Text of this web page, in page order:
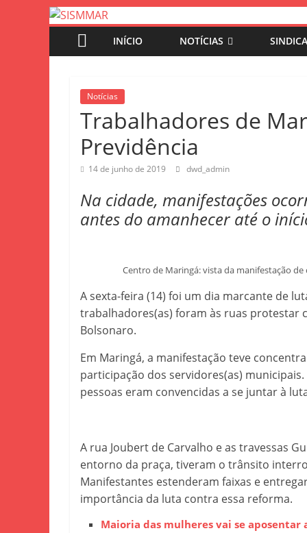
INÍCIO NOTÍCIAS
Notícias
Trabalhadores de
Previdência
14 de junho de 2019 dwd_admin
Na cidade, manifestações
antes do amanhecer até o
Centro de Maringá: vista da manifestação
A sexta-feira (14) foi um dia marcante de
trabalhadores(as) foram às ruas protestar
Bolsonaro.
Em Maringá, a manifestação teve
participação dos servidores(as)
pessoas eram convencidas a se juntar à
A rua Joubert de Carvalho e as travessas
entorno da praça, tiveram o trânsito
Manifestantes estenderam faixas e
importância da luta contra essa reforma.
Maioria das mulheres vai se aposentar